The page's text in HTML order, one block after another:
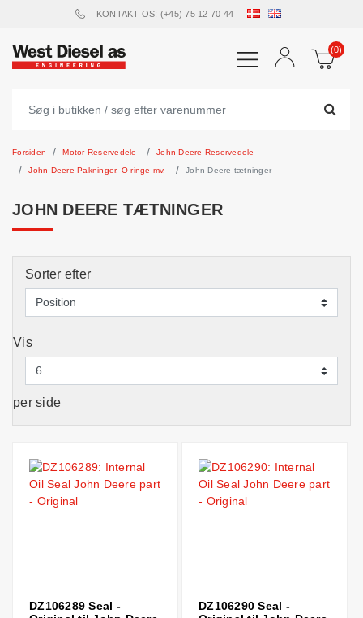
KONTAKT OS: (+45) 75 12 70 44
(0)
Forsiden Motor Reservedele
John Deere Reservedele
John Deere Pakninger. O-ringe mv.
John Deere tætninger
JOHN DEERE TÆTNINGER
Sorter efter
Vis
per side
DZ106289 Seal -
DZ106290 Seal -